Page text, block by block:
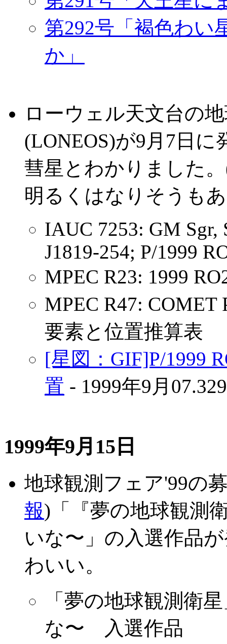
第292号「褐色わい
か」
ローウェル天文台の
(LONEOS)が9月7日に
彗星とわかりました。
明るくはなりそうも
IAUC 7253: GM Sgr,
J1819-254; P/1999
MPEC R23: 1999
MPEC R47: COMET
要素と位置推算表
[星図：GIF]P/1999
置 - 1999年9月
1999年9月15日
地球観測フェア'99の
報)「『夢の地球観測
いな〜」の入選作品
わいい。
「夢の地球観測衛
な〜 入選作品